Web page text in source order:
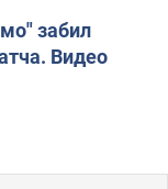
забил
Видео